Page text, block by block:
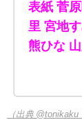
表紙 菅
里 宮地
熊ひな
（出典